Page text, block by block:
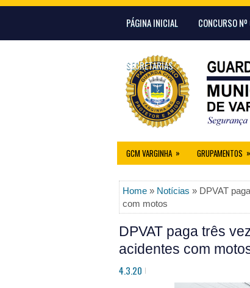
PÁGINA INICIAL CONCURSO
SECRETARIAS
GCM VARGINHA » GRUPAMENTOS »
Home » Notícias » DPVAT
com motos
DPVAT paga três
acidentes com
4.3.20